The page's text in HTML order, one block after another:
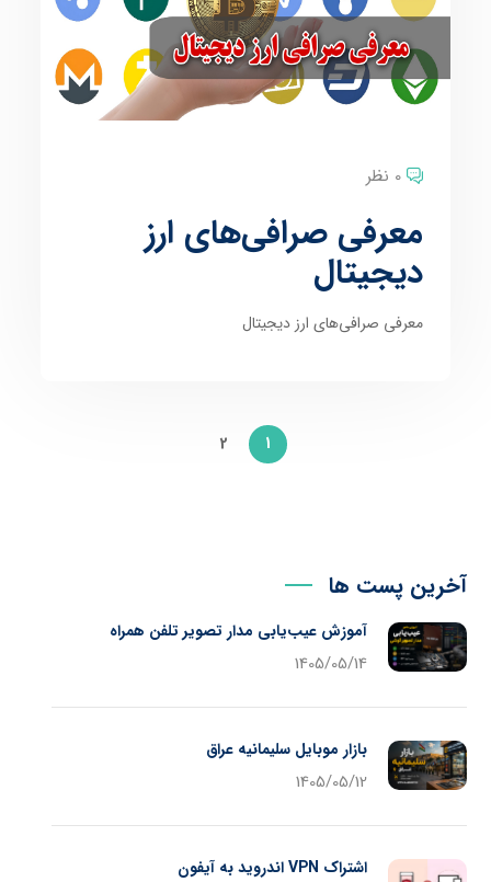
0 نظر
معرفی صرافی‌‌های ارز
دیجیتال
معرفی صرافی‌‌های ارز دیجیتال
1
2
آخرین پست ها
آموزش عیب‌یابی مدار تصویر تلفن همراه
1405/05/14
بازار موبایل سلیمانیه عراق
1405/05/12
اشتراک VPN اندروید به آیفون